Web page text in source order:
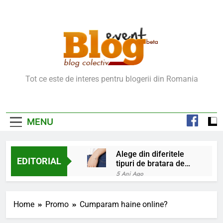
Blog Event – Cu Si
Tot ce este de interes pentru blogerii din Romania
MENU
EDITORIAL
Alege din diferitele
tipuri de bratara de
argint
5 Ani Ago
5 Ani Ago
Home Promo Cumparam haine online?